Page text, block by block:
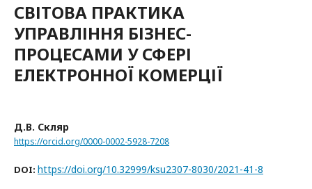
СВІТОВА ПРАКТИКА
УПРАВЛІННЯ БІЗНЕС-
ПРОЦЕСАМИ У СФЕРІ
ЕЛЕКТРОННОЇ КОМЕРЦІЇ
Д.В. Скляр
https://orcid.org/0000-0002-5928-7208
DOI: https://doi.org/10.32999/ksu2307-8030/2021-41-8